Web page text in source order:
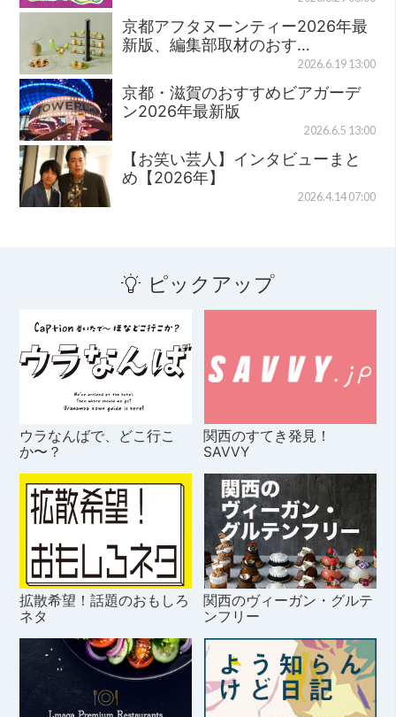
京都アフタヌーンティー2026年最
新版、編集部取材のおす…
2026.6.19 13:00
京都・滋賀のおすすめビアガーデ
ン2026年最新版
2026.6.5 13:00
【お笑い芸人】インタビューまと
め【2026年】
2026.4.14 07:00
ピックアップ
ウラなんばで、どこ行こ
か〜？
関西のすてき発見！
SAVVY
拡散希望！話題のおもしろ
ネタ
関西のヴィーガン・グルテ
ンフリー